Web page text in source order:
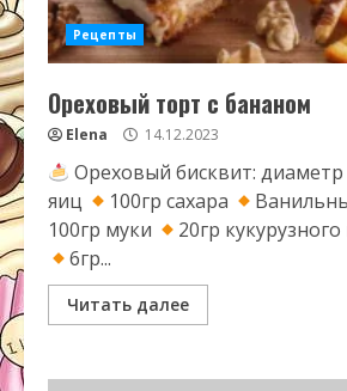
Рецепты
Ореховый торт с бананом
Elena 14.12.2023
Ореховый бисквит: диаметр
яиц
100гр сахара
100гр муки
20гр
6гр...
Читать далее